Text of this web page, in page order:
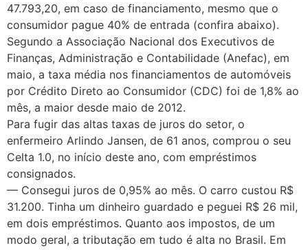
47.793,20, em caso de financiamento, mesmo que o
consumidor pague 40% de entrada (confira abaixo).
Segundo a Associação Nacional dos Executivos de
Finanças, Administração e Contabilidade (Anefac), em
maio, a taxa média nos financiamentos de automóveis
por Crédito Direto ao Consumidor (CDC) foi de 1,8% ao
mês, a maior desde maio de 2012.
Para fugir das altas taxas de juros do setor, o
enfermeiro Arlindo Jansen, de 61 anos, comprou o seu
Celta 1.0, no início deste ano, com empréstimos
consignados.
— Consegui juros de 0,95% ao mês. O carro custou R$
31.200. Tinha um dinheiro guardado e peguei R$ 26 mil,
em dois empréstimos. Quanto aos impostos, de um
modo geral, a tributação em tudo é alta no Brasil. Em